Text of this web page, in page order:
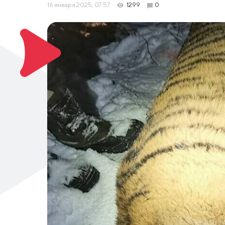
16 января 2025, 07:57 1299 0